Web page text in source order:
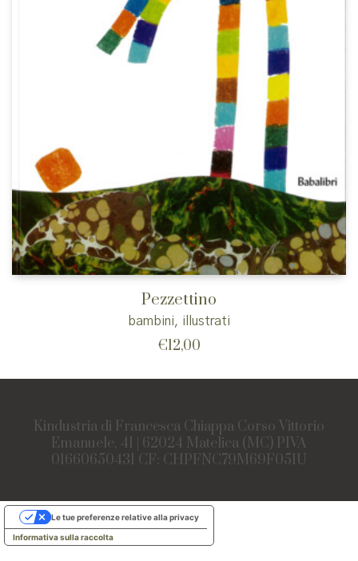
Pezzettino
bambini, illustrati
€12,00
Kindustria di Francesca Chiappa Corso Vittorio
Emanuele, 41 | 62024 Matelica (MC) PIVA
01660650431 CF: CHPFNC79M69F051U
Informativa sulla raccolta
Le tue preferenze relative alla privacy